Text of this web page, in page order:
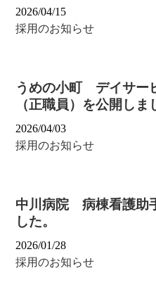
2026/04/15
採用のお知らせ
うめの小町 デイサー
（正職員）を公開しま
2026/04/03
採用のお知らせ
中川病院 病棟看護助
した。
2026/01/28
採用のお知らせ